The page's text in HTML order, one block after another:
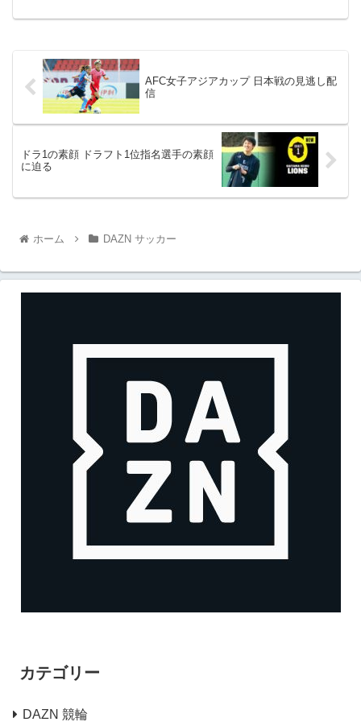
AFC女子アジアカップ 日本戦の見逃し配
信
ドラ1の素顔 ドラフト1位指名選手の素顔
に迫る
ホーム DAZN サッカー
カテゴリー
DAZN 競輪